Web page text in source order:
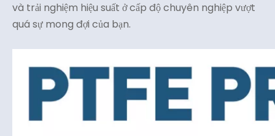
và trải nghiệm hiệu suất ở cấp độ chuyên nghiệp vượt
quá sự mong đợi của bạn.